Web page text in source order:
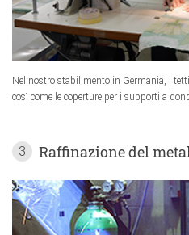
Nel nostro stabilimento in Germania, i
così come le coperture per i supporti a
3 Raffinazione del